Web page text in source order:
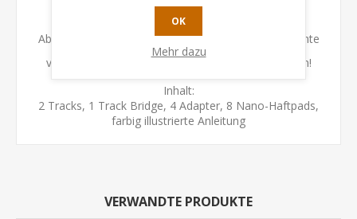
Veränderung starten die Kinder ein neues Kugel-
Abenteuer! Das tolle Extra: Zusätzliche Bahn-Elemente
vergrößern die Reichweite der KOSMOS Kugelbahn!
Inhalt:
2 Tracks, 1 Track Bridge, 4 Adapter, 8 Nano-Haftpads,
farbig illustrierte Anleitung
VERWANDTE PRODUKTE
OK
Mehr dazu